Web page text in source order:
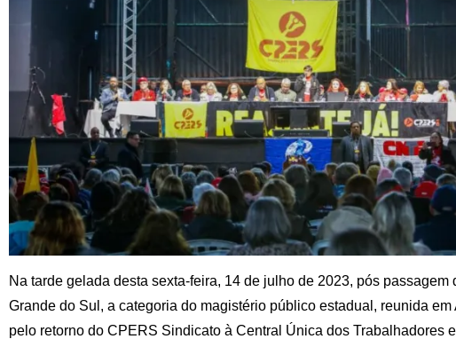
Na tarde gelada desta sexta-feira, 14 de julho de 2023, pós passagem
Grande do Sul, a categoria do magistério público estadual, reunida
pelo retorno do CPERS Sindicato à Central Única dos Trabalhadores